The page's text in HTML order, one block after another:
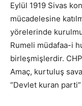
Eylül 1919 Sivas
mücadelesine
yörelerinde
Rumeli müdafaa-i
birleşmişlerdir.
Amaç, kurtuluş
“Devlet kuran parti”